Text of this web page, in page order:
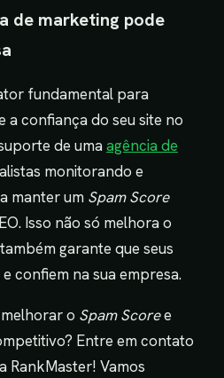
de marketing pode
fundamental para
a confiança do seu site no
de umaagência de
monitorando e
manter um Spam Score
Isso não só melhora o
garante que seus
confiem na sua empresa.
o Spam Scoree
Entre em contato
RankMaster! Vamos